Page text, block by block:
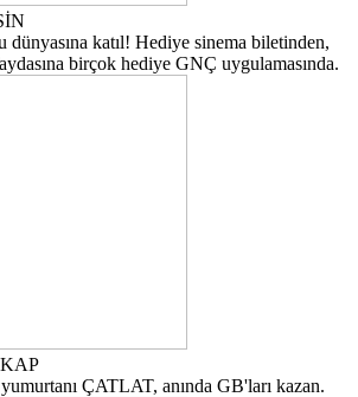
dünyasına katıl! Hediye sinema biletinden,
birçok hediye GNÇ uygulamasında.
ÇATLAT, anında GB'ları kazan.